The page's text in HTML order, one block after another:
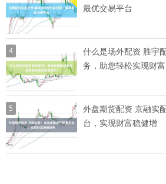
最优交易平台
4
什么是场外配资 胜宇
务，助您轻松实现财富
5
外盘期货配资 京融实
台，实现财富稳健增